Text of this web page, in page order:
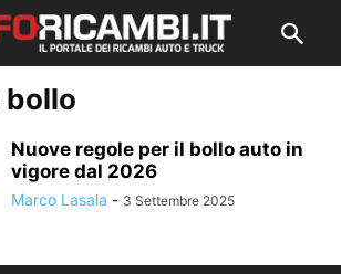
bollo
Nuove regole per il bollo auto in
vigore dal 2026
Marco Lasala - 3 Settembre 2025